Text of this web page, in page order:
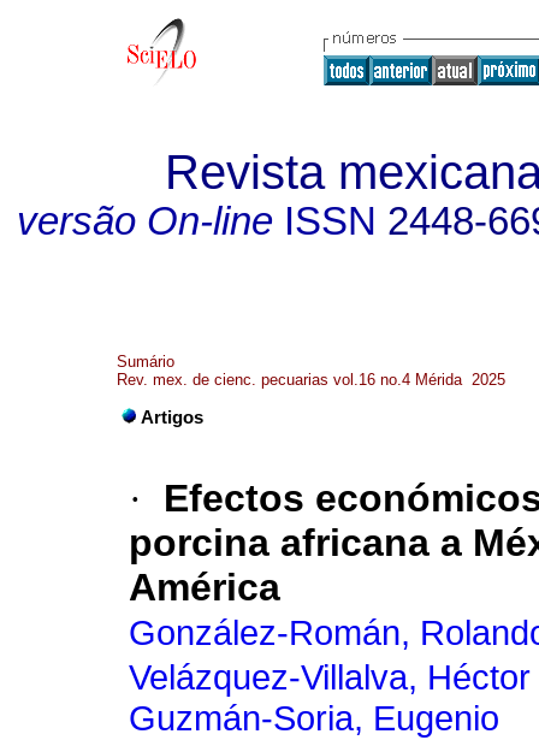
Revista
versão On-line ISSN 2448-
Sumário
Rev. mex. de cienc. pecuarias vol.16 no.4 Mérida 2025
Artigos
·
Efectos
porcina africana a
América
González-Román,
Velázquez-Villalva,
Guzmán-Soria, Eugenio